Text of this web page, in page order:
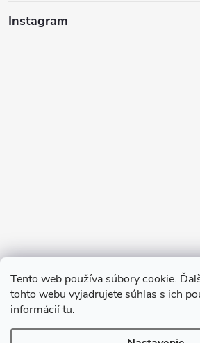
Tento web používa súbory cookie.
tohto webu vyjadrujete súhlas s ich
informáciítu.
Instagram
Sledovať na Instagrame